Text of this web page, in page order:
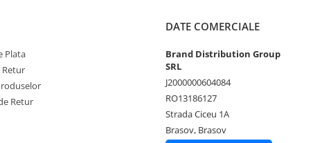
Plata
Retur
Retur
DATE COMERCIALE
Brand Distribution Group
SRL
J2000000604084
RO13186127
Strada Ciceu 1A
Brasov, Brasov